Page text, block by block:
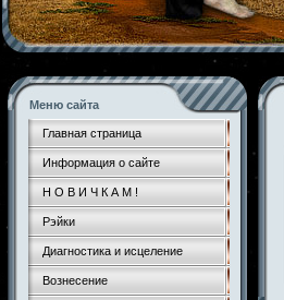
Меню сайта
Главная страница
Информация о сайте
Н О В И Ч К А М !
Рэйки
Диагностика и исцеление
Вознесение